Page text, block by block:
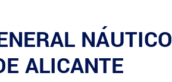
NÁUTICO
ALICANTE